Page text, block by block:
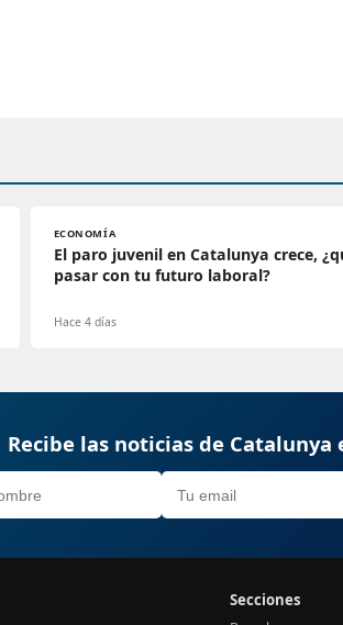
ECONOMÍA
El paro juvenil en Catalunya crece,
pasar con tu futuro laboral?
Hace 4 días
Recibe las noticias de Catalunya
Secciones